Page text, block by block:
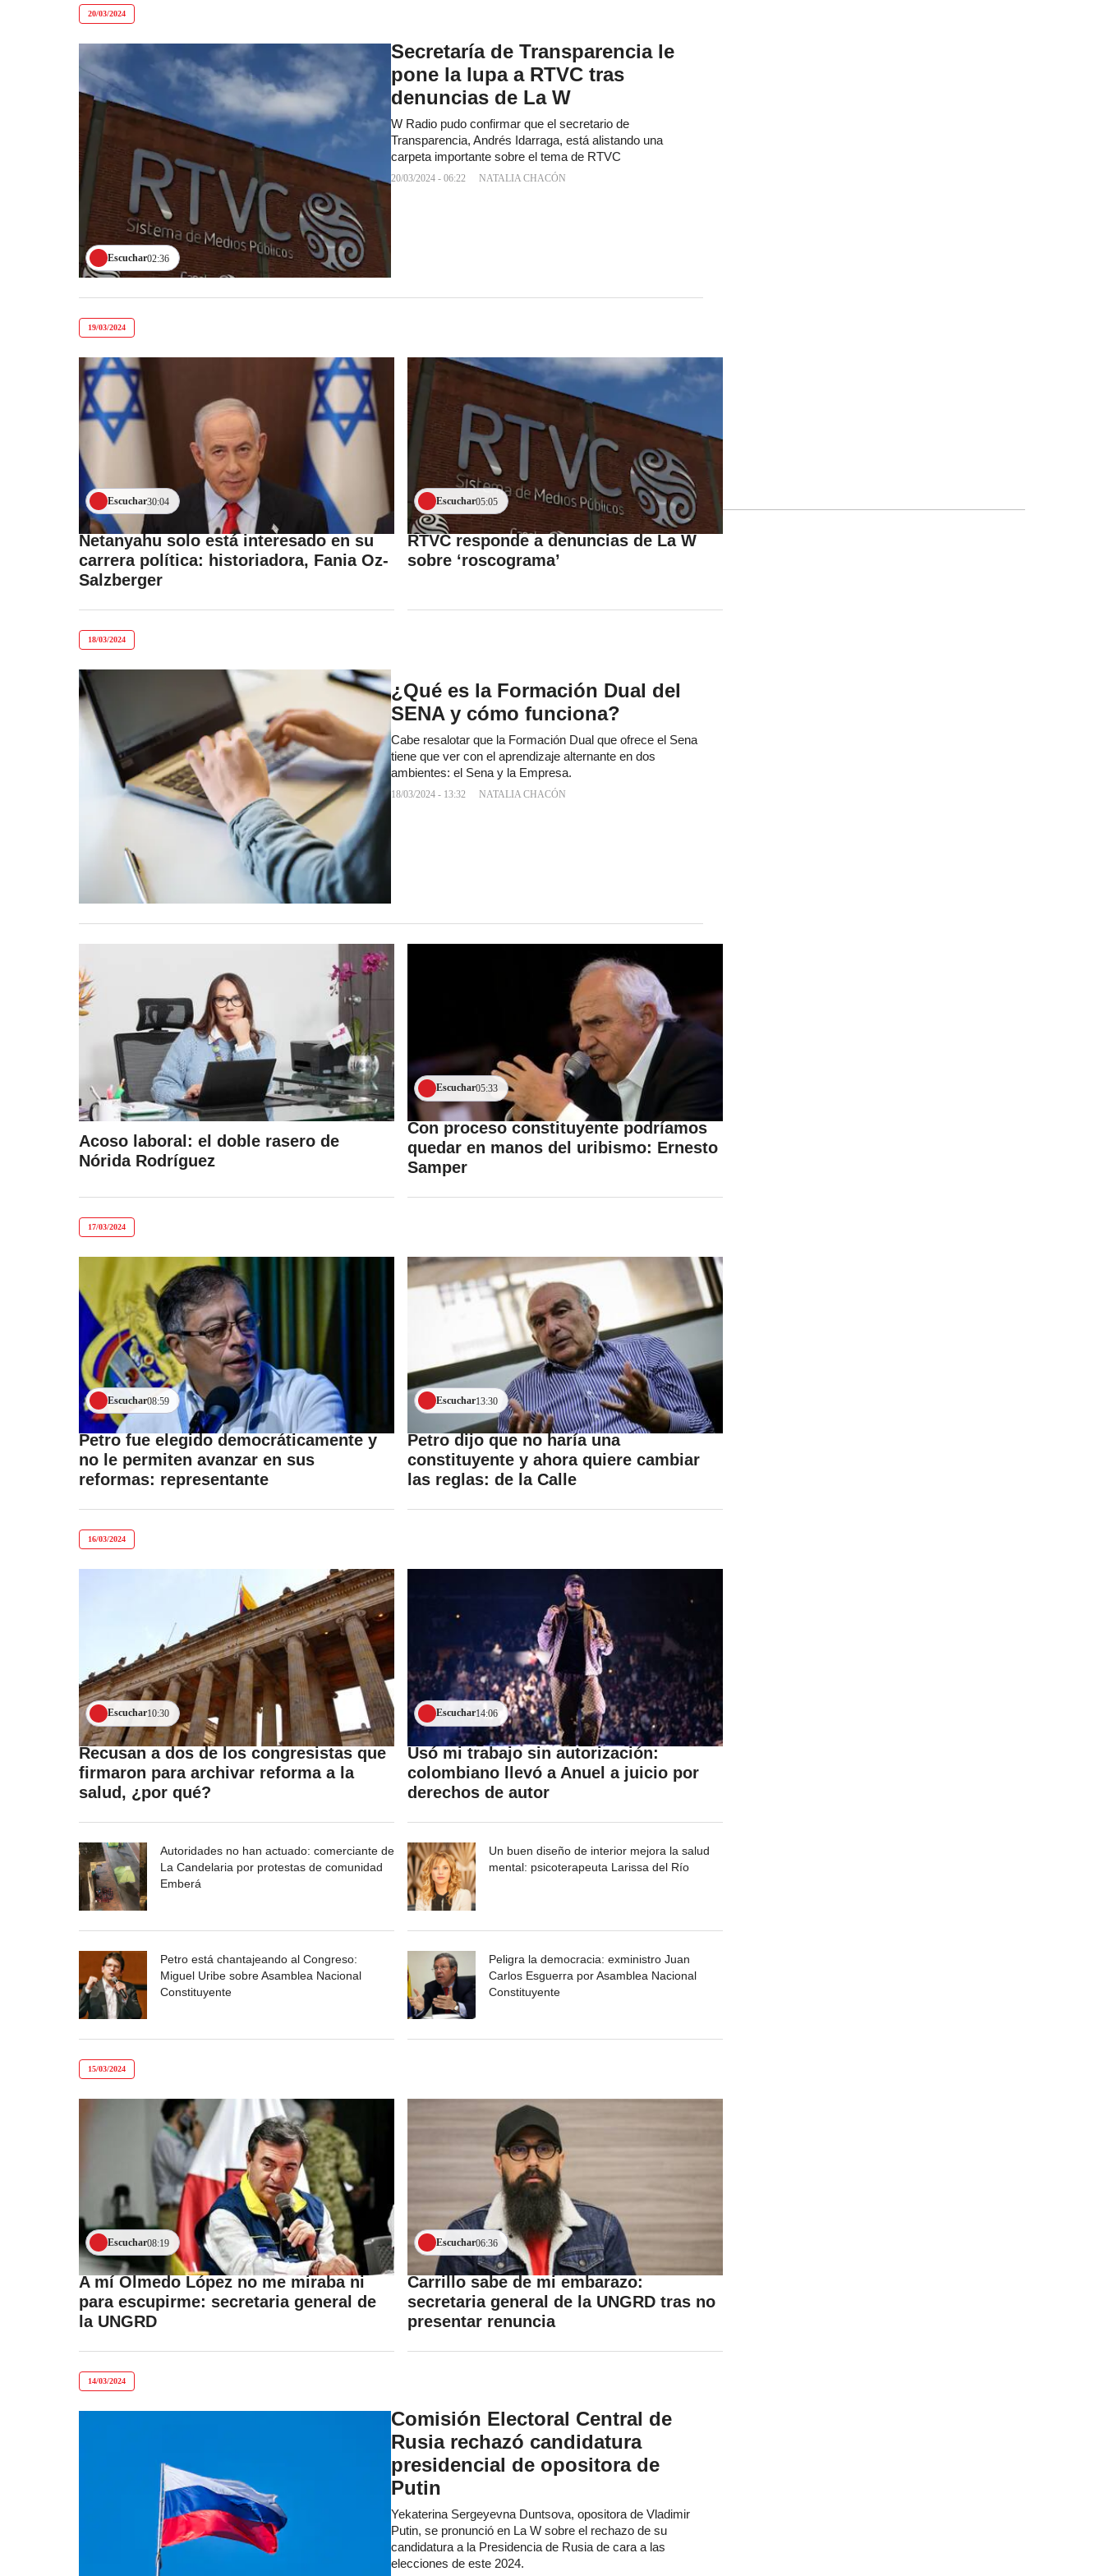
20/03/2024
Escuchar02:36
Secretaría de Transparencia le
pone la lupa a RTVC tras
denuncias de La W
W Radio pudo confirmar que el secretario de
Transparencia, Andrés Idarraga, está alistando una
carpeta importante sobre el tema de RTVC
20/03/2024 - 06:22 NATALIA CHACÓN
19/03/2024
Escuchar30:04
Netanyahu solo está interesado en su
carrera política: historiadora, Fania Oz-
Salzberger
Escuchar05:05
RTVC responde a denuncias de La W
sobre ‘roscograma’
18/03/2024
¿Qué es la Formación Dual del
SENA y cómo funciona?
Cabe resalotar que la Formación Dual que ofrece el Sena
tiene que ver con el aprendizaje alternante en dos
ambientes: el Sena y la Empresa.
18/03/2024 - 13:32 NATALIA CHACÓN
Acoso laboral: el doble rasero de
Nórida Rodríguez
Escuchar05:33
Con proceso constituyente podríamos
quedar en manos del uribismo: Ernesto
Samper
17/03/2024
Escuchar08:59
Petro fue elegido democráticamente y
no le permiten avanzar en sus
reformas: representante
Escuchar13:30
Petro dijo que no haría una
constituyente y ahora quiere cambiar
las reglas: de la Calle
16/03/2024
Escuchar10:30
Recusan a dos de los congresistas que
firmaron para archivar reforma a la
salud, ¿por qué?
Escuchar14:06
Usó mi trabajo sin autorización:
colombiano llevó a Anuel a juicio por
derechos de autor
Autoridades no han actuado: comerciante de
La Candelaria por protestas de comunidad
Emberá
Un buen diseño de interior mejora la salud
mental: psicoterapeuta Larissa del Río
Petro está chantajeando al Congreso:
Miguel Uribe sobre Asamblea Nacional
Constituyente
Peligra la democracia: exministro Juan
Carlos Esguerra por Asamblea Nacional
Constituyente
15/03/2024
Escuchar08:19
A mí Olmedo López no me miraba ni
para escupirme: secretaria general de
la UNGRD
Escuchar06:36
Carrillo sabe de mi embarazo:
secretaria general de la UNGRD tras no
presentar renuncia
14/03/2024
Comisión Electoral Central de
Rusia rechazó candidatura
presidencial de opositora de
Putin
Yekaterina Sergeyevna Duntsova, opositora de Vladimir
Putin, se pronunció en La W sobre el rechazo de su
candidatura a la Presidencia de Rusia de cara a las
elecciones de este 2024.